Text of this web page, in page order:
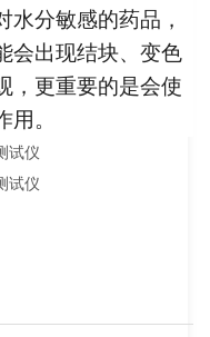
水分敏感的药品，
会出现结块、变色
，更重要的是会使
用。